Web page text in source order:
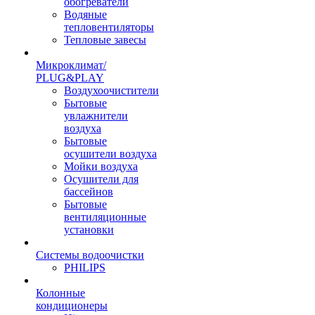
Водяные
тепловентиляторы
Тепловые завесы
Микроклимат/
PLUG&PLAY
Воздухоочистители
Бытовые
увлажнители
воздуха
Бытовые
осушители воздуха
Мойки воздуха
Осушители для
бассейнов
Бытовые
вентиляционные
установки
Системы водоочистки
PHILIPS
Колонные
кондиционеры